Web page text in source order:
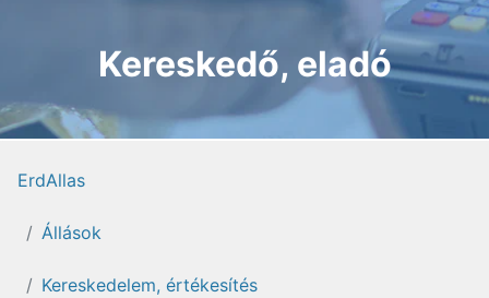
Kereskedő, eladó
ErdAllas
Állások
Kereskedelem, értékesítés